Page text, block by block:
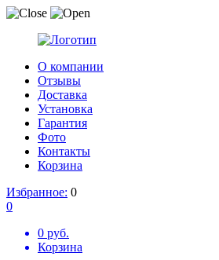
О компании
Отзывы
Доставка
Установка
Гарантия
Фото
Контакты
Корзина
Избранное: 0
0
0 руб.
Корзина